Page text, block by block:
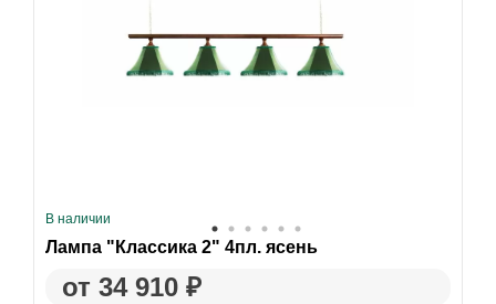
В наличии
Лампа "Классика 2" 4пл. ясень
от 34 910 ₽